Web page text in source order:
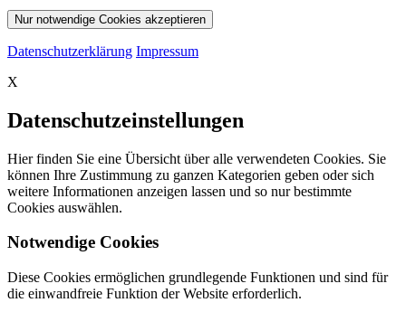
Nur notwendige Cookies akzeptieren
Datenschutzerklärung Impressum
X
Datenschutzeinstellungen
Hier finden Sie eine Übersicht über alle verwendeten Cookies. Sie
können Ihre Zustimmung zu ganzen Kategorien geben oder sich
weitere Informationen anzeigen lassen und so nur bestimmte
Cookies auswählen.
Notwendige Cookies
Diese Cookies ermöglichen grundlegende Funktionen und sind für
die einwandfreie Funktion der Website erforderlich.